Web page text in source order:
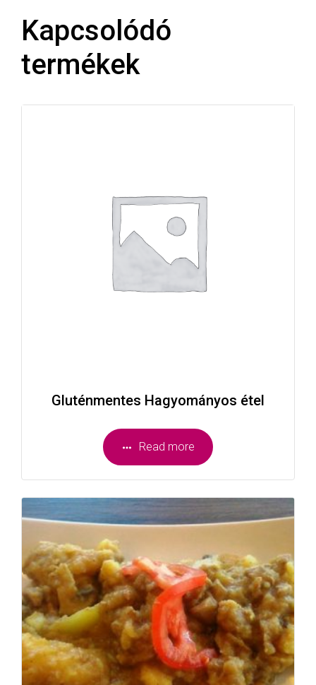
Kapcsolódó
termékek
Gluténmentes Hagyományos étel
Read more